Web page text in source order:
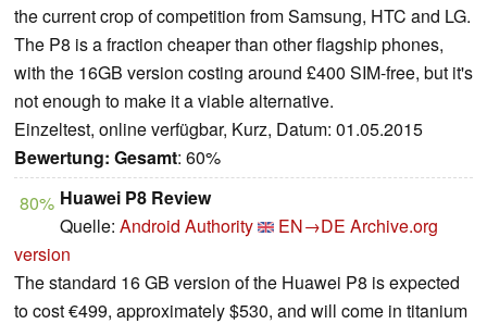
the current crop of competition from Samsung, HTC and LG.
The P8 is a fraction cheaper than other flagship phones,
with the 16GB version costing around £400 SIM-free, but it's
not enough to make it a viable alternative.
Einzeltest, online verfügbar, Kurz, Datum: 01.05.2015
Bewertung: Gesamt: 60%
80% Huawei P8 Review
Quelle: Android Authority EN→DE Archive.org
version
The standard 16 GB version of the Huawei P8 is expected
to cost €499, approximately $530, and will come in titanium